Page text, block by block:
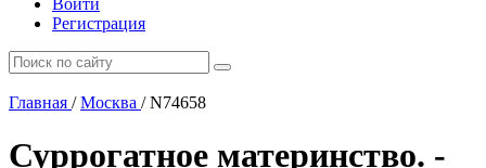
Войти
Регистрация
Главная / Москва /N74658
Суррогатное материнство. -